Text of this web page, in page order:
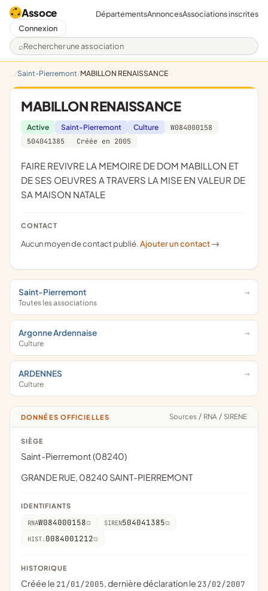
Assoce
Rechercher une association
DépartementsAnnoncesAssociations inscrites
Connexion
Saint-Pierremont MABILLON RENAISSANCE
MABILLON RENAISSANCE
Active Saint-Pierremont Culture
W084000158
504041385
Créée en 2005
FAIRE REVIVRE LA MEMOIRE DE DOM MABILLON ET
DE SES OEUVRES A TRAVERS LA MISE EN VALEUR DE
SA MAISON NATALE
CONTACT
Aucun moyen de contact publié.Ajouter un contact ->
Saint-Pierremont
Toutes les associations
Argonne Ardennaise
Culture
ARDENNES
Culture
DONNÉES OFFICIELLES Sources / RNA / SIRENE
SIÈGE
Saint-Pierremont (08240)
GRANDE RUE, 08240 SAINT-PIERREMONT
IDENTIFIANTS
RNAW084000158 SIREN504041385
HIST. 0084001212
HISTORIQUE
Créée le 21/01/2005, dernière déclaration le 23/02/2007